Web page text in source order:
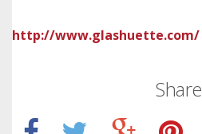
http://www.glashuette.com/
Share